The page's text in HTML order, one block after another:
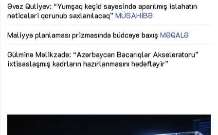
Əvəz Quliyev: “Yumşaq keçid sayəsində aparılmış islahatın
nəticələri qorunub saxlanılacaq” MÜSAHİBƏ
Maliyyə planlaması prizmasında büdcəyə baxış MƏQALƏ
Gülminə Məlikzadə: “Azərbaycan Bacarıqlar Akseleratoru”
ixtisaslaşmış kadrların hazırlanmasını hədəfləyir”